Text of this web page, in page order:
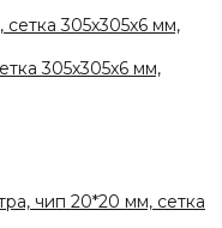
305х305x6 мм,